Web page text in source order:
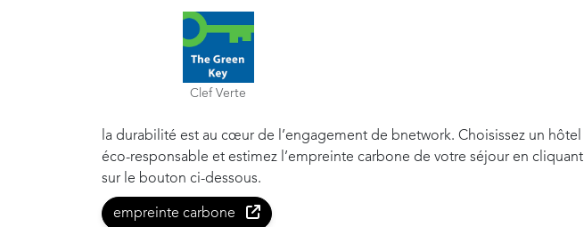
Clef Verte
la durabilité est au cœur de l’engagement de bnetwork. Choisissez un hôtel
éco-responsable et estimez l’empreinte carbone de votre séjour en cliquant
sur le bouton ci-dessous.
empreinte carbone